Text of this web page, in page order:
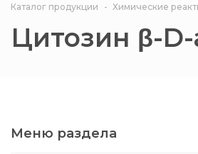
Документы
Филиалы
3ASenrise
Политика
конфиденциальности
Каталог продукции Химические
Цитозин β-
Меню раздела